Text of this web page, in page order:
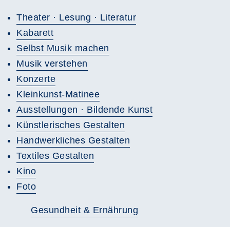
Theater · Lesung · Literatur
Kabarett
Selbst Musik machen
Musik verstehen
Konzerte
Kleinkunst-Matinee
Ausstellungen · Bildende Kunst
Künstlerisches Gestalten
Handwerkliches Gestalten
Textiles Gestalten
Kino
Foto
Gesundheit & Ernährung